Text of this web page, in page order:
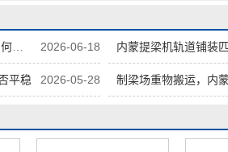
2026-06-18 内蒙提梁机轨道铺装
2026-05-28
平稳 制梁场重物搬运，内